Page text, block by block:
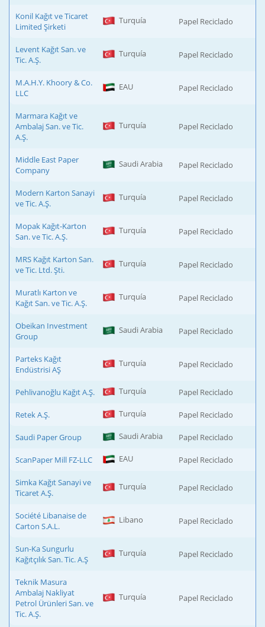
Konil Kağıt ve Ticaret
Limited Şirketi
Turquía Papel Reciclado
Levent Kağıt San. ve
Tic. A.Ş.
Turquía Papel Reciclado
M.A.H.Y. Khoory & Co.
LLC
EAU Papel Reciclado
Marmara Kağıt ve
Ambalaj San. ve Tic.
A.Ş.
Turquía Papel Reciclado
Middle East Paper
Company
Saudi Arabia Papel Reciclado
Modern Karton Sanayi
ve Tic. A.Ş.
Turquía Papel Reciclado
Mopak Kağıt-Karton
San. ve Tic. A.Ş.
Turquía Papel Reciclado
MRS Kağıt Karton San.
ve Tic. Ltd. Şti.
Turquía Papel Reciclado
Muratlı Karton ve
Kağıt San. ve Tic. A.Ş.
Turquía Papel Reciclado
Obeikan Investment
Group
Saudi Arabia Papel Reciclado
Parteks Kağıt
Endüstrisi AŞ
Turquía Papel Reciclado
Pehlivanoğlu Kağıt A.Ş. Turquía Papel Reciclado
Retek A.Ş. Turquía Papel Reciclado
Saudi Paper Group Saudi Arabia Papel Reciclado
ScanPaper Mill FZ-LLC EAU Papel Reciclado
Simka Kağıt Sanayi ve
Ticaret A.Ş.
Turquía Papel Reciclado
Société Libanaise de
Carton S.A.L.
Libano Papel Reciclado
Sun-Ka Sungurlu
Kağıtçılık San. Tic. A.Ş
Turquía Papel Reciclado
Teknik Masura
Ambalaj Nakliyat
Petrol Ürünleri San. ve
Tic. A.Ş.
Turquía Papel Reciclado